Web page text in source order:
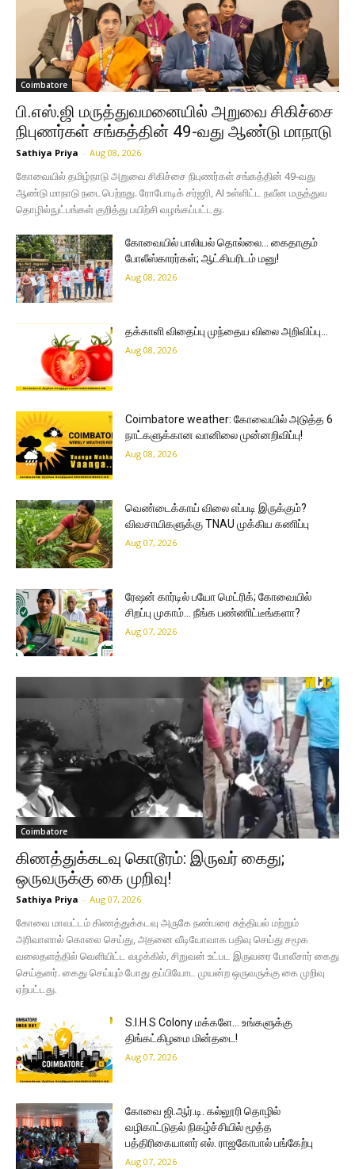
Coimbatore
பி.எஸ்.ஜி மருத்துவமனையில் அறுவை சிகிச்சை
நிபுணர்கள் சங்கத்தின் 49-வது ஆண்டு மாநாடு
Sathiya Priya - Aug 08, 2026
கோவையில் தமிழ்நாடு அறுவை சிகிச்சை நிபுணர்கள் சங்கத்தின் 49-வது
ஆண்டு மாநாடு நடைபெற்றது. ரோபோடிக் சர்ஜரி, AI உள்ளிட்ட நவீன மருத்துவ
தொழில்நுட்பங்கள் குறித்து பயிற்சி வழங்கப்பட்டது.
கோவையில் பாலியல் தொல்லை… கைதாகும்
போலீஸ்காரர்கள்; ஆட்சியரிடம் மனு!
Aug 08, 2026
தக்காளி விதைப்பு முந்தைய விலை அறிவிப்பு…
Aug 08, 2026
Coimbatore weather: கோவையில் அடுத்த 6
நாட்களுக்கான வானிலை முன்னறிவிப்பு!
Aug 08, 2026
வெண்டைக்காய் விலை எப்படி இருக்கும்?
விவசாயிகளுக்கு TNAU முக்கிய கணிப்பு
Aug 07, 2026
ரேஷன் கார்டில் பயோ மெட்ரிக்; கோவையில்
சிறப்பு முகாம்… நீங்க பண்ணிட்டீங்களா?
Aug 07, 2026
Coimbatore
கிணத்துக்கடவு கொடூரம்: இருவர் கைது;
ஒருவருக்கு கை முறிவு!
Sathiya Priya - Aug 07, 2026
கோவை மாவட்டம் கிணத்துக்கடவு அருகே நண்பரை சுத்தியல் மற்றும்
அரிவாளால் கொலை செய்து, அதனை வீடியோவாக பதிவு செய்து சமூக
வலைதளத்தில் வெளியிட்ட வழக்கில், சிறுவன் உட்பட இருவரை போலீசார் கைது
செய்தனர். கைது செய்யும் போது தப்பியோட முயன்ற ஒருவருக்கு கை முறிவு
ஏற்பட்டது.
S.I.H.S Colony மக்களே… உங்களுக்கு
திங்கட்கிழமை மின்தடை!
Aug 07, 2026
கோவை ஜி.ஆர்.டி. கல்லூரி தொழில்
வழிகாட்டுதல் நிகழ்ச்சியில் மூத்த
பத்திரிகையாளர் எல். ராஜகோபால் பங்கேற்பு
Aug 07, 2026